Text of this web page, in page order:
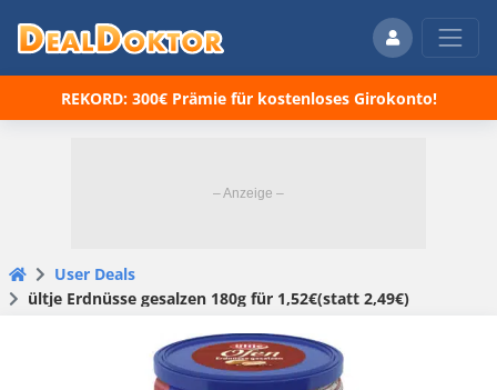
REKORD: 300€ Prämie für kostenloses Girokonto!
User Deals
ültje Erdnüsse gesalzen 180g für 1,52€(statt 2,49€)